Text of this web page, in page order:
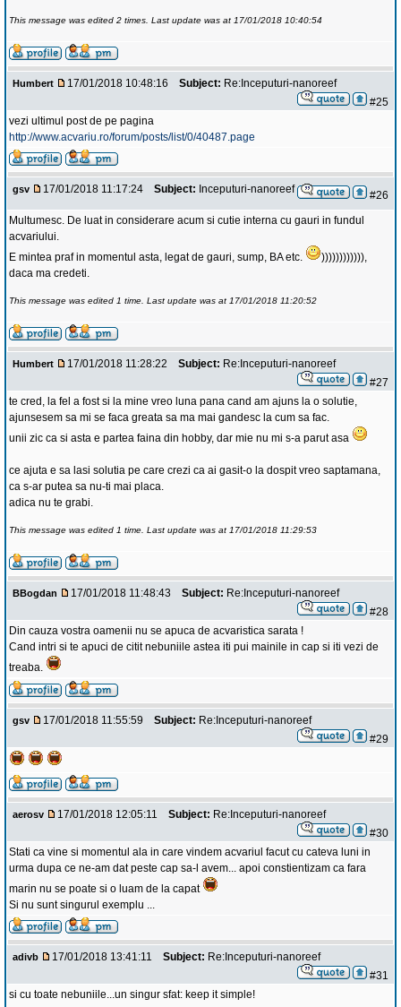
This message was edited 2 times. Last update was at 17/01/2018 10:40:54
Humbert 17/01/2018 10:48:16 Subject: Re:Inceputuri-nanoreef
#25
vezi ultimul post de pe pagina
http://www.acvariu.ro/forum/posts/list/0/40487.page
gsv 17/01/2018 11:17:24 Subject: Inceputuri-nanoreef
#26
Multumesc. De luat in considerare acum si cutie interna cu gauri in fundul
acvariului.
E mintea praf in momentul asta, legat de gauri, sump, BA etc.
)))))))))))),
daca ma credeti.
This message was edited 1 time. Last update was at 17/01/2018 11:20:52
Humbert 17/01/2018 11:28:22 Subject: Re:Inceputuri-nanoreef
#27
te cred, la fel a fost si la mine vreo luna pana cand am ajuns la o solutie,
ajunsesem sa mi se faca greata sa ma mai gandesc la cum sa fac.
unii zic ca si asta e partea faina din hobby, dar mie nu mi s-a parut asa
ce ajuta e sa lasi solutia pe care crezi ca ai gasit-o la dospit vreo saptamana,
ca s-ar putea sa nu-ti mai placa.
adica nu te grabi.
This message was edited 1 time. Last update was at 17/01/2018 11:29:53
BBogdan 17/01/2018 11:48:43 Subject: Re:Inceputuri-nanoreef
#28
Din cauza vostra oamenii nu se apuca de acvaristica sarata !
Cand intri si te apuci de citit nebuniile astea iti pui mainile in cap si iti vezi de
treaba.
gsv 17/01/2018 11:55:59 Subject: Re:Inceputuri-nanoreef
#29
aerosv 17/01/2018 12:05:11 Subject: Re:Inceputuri-nanoreef
#30
Stati ca vine si momentul ala in care vindem acvariul facut cu cateva luni in
urma dupa ce ne-am dat peste cap sa-l avem... apoi constientizam ca fara
marin nu se poate si o luam de la capat
Si nu sunt singurul exemplu ...
adivb 17/01/2018 13:41:11 Subject: Re:Inceputuri-nanoreef
#31
si cu toate nebuniile...un singur sfat: keep it simple!